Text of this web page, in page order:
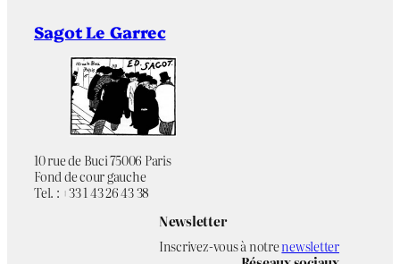
Sagot Le Garrec
10 rue de Buci 75006 Paris
Fond de cour gauche
Tel. : +33 1 43 26 43 38
Newsletter
Inscrivez-vous à notrenewsletter